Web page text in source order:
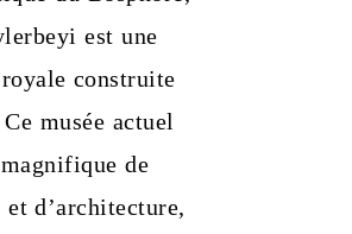
est une
construite
musée actuel
de
d’architecture,